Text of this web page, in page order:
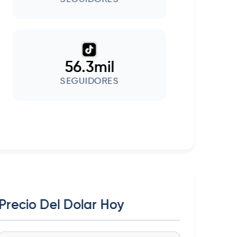
56.3mil
SEGUIDORES
Precio Del Dolar Hoy